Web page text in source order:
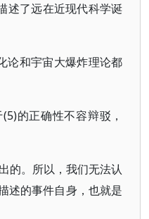
述了远在近现代科学诞
论和宇宙大爆炸理论都
的正确性不容辩驳，
的。所以，我们无法认
述的事件自身，也就是